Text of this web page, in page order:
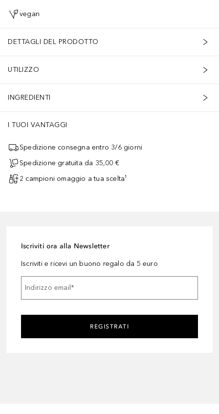
vegan
DETTAGLI DEL PRODOTTO
UTILIZZO
INGREDIENTI
I TUOI VANTAGGI
Spedizione consegna entro 3/6 giorni
Spedizione gratuita da 35,00 €
2 campioni omaggio a tua scelta¹
Iscriviti ora alla Newsletter
Iscriviti e ricevi un buono regalo da 5 euro
Indirizzo email*
REGISTRATI